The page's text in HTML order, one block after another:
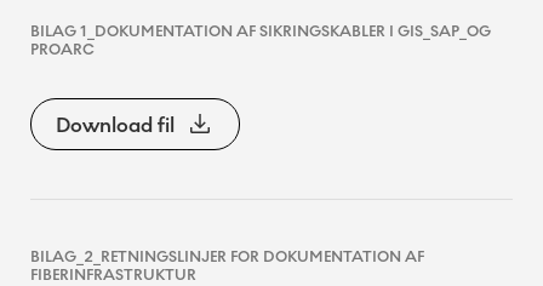
BILAG 1_DOKUMENTATION AF SIKRINGSKABLER I GIS_SAP_OG
PROARC
Download fil
BILAG_2_RETNINGSLINJER FOR DOKUMENTATION AF
FIBERINFRASTRUKTUR